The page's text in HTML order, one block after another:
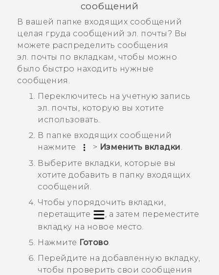
сообщений
В вашей папке входящих сообщений
целая груда сообщений эл. почты? Вы
можете распределить сообщения
эл. почты по вкладкам, чтобы можно
было быстро находить нужные
сообщения.
Переключитесь на учетную запись
эл. почты, которую вы хотите
использовать.
В папке входящих сообщений
нажмите
> Изменить вкладки.
Выберите вкладки, которые вы
хотите добавить в папку входящих
сообщений.
Чтобы упорядочить вкладки,
перетащите
, а затем переместите
вкладку на новое место.
Нажмите Готово
Перейдите на добавленную вкладку,
чтобы проверить свои сообщения